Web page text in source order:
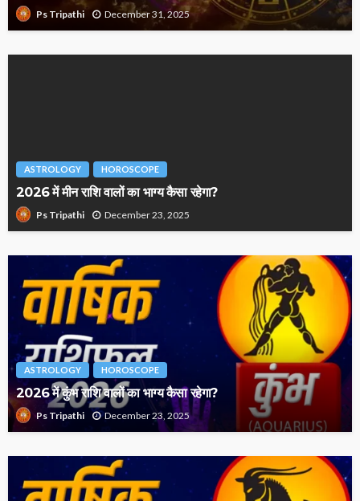
Ps Tripathi December 31, 2025
ASTROLOGY HOROSCOPE
2026 में मीन राशि वालों का भाग्य कैसा रहेगा?
Ps Tripathi December 23, 2025
ASTROLOGY HOROSCOPE
2026 में कुंभ राशि वालों का भाग्य कैसा रहेगा?
Ps Tripathi December 23, 2025